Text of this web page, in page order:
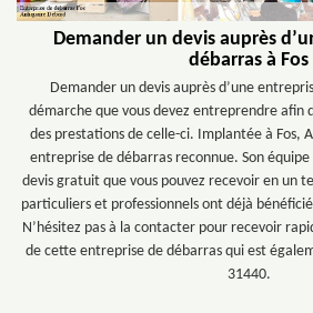
Demander un devis auprès
débarras à Fos
Demander un devis auprès d’une
démarche que vous devez entreprendre afin
des prestations de celle-ci. Implantée à Fos,
entreprise de débarras reconnue. Son
devis gratuit que vous pouvez recevoir en un
particuliers et professionnels ont déjà
N’hésitez pas à la contacter pour recevoir
de cette entreprise de débarras qui est
31440.